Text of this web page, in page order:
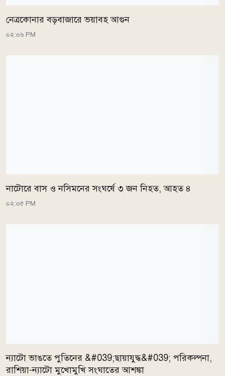
নেত্রকোনার বড়বাজারে ভয়াবহ আগুন
০২:০৬ PM
নাটোরে বাস ও নসিমনের সংঘর্ষে ৩ জন নিহত, আহত ৪
০২:০৫ PM
ন্যাটো ভাঙতে পুতিনের &#039;ছায়াযুদ্ধ&#039; পরিকল্পনা,
রাশিয়া-ন্যাটো মুখোমুখি সংঘাতের আশঙ্কা